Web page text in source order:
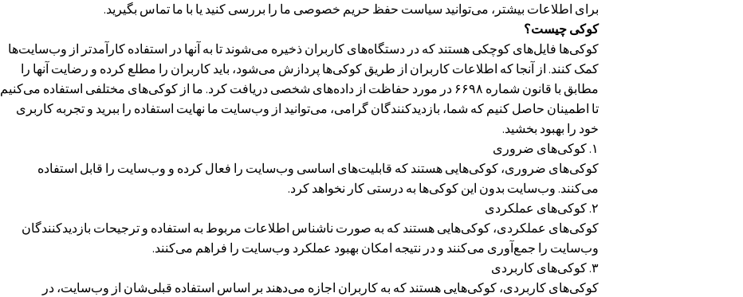
برای اطلاعات بیشتر، می‌توانید سیاست حفظ حریم خصوصی ما را بررسی کنید یا با ما تماس بگیرید.
کوکی چیست؟
کوکی‌ها فایل‌های کوچکی هستند که در دستگاه‌های کاربران ذخیره می‌شوند تا به آنها در استفاده کارآمدتر از وب‌سایت‌ها
کمک کنند. از آنجا که اطلاعات کاربران از طریق کوکی‌ها پردازش می‌شود، باید کاربران را مطلع کرده و رضایت آنها را
مطابق با قانون شماره ۶۶۹۸ در مورد حفاظت از داده‌های شخصی دریافت کرد. ما از کوکی‌های مختلفی استفاده می‌کنیم
تا اطمینان حاصل کنیم که شما، بازدیدکنندگان گرامی، می‌توانید از وب‌سایت ما نهایت استفاده را ببرید و تجربه کاربری
خود را بهبود بخشید.
۱. کوکی‌های ضروری
کوکی‌های ضروری، کوکی‌هایی هستند که قابلیت‌های اساسی وب‌سایت را فعال کرده و وب‌سایت را قابل استفاده
می‌کنند. وب‌سایت بدون این کوکی‌ها به درستی کار نخواهد کرد.
۲. کوکی‌های عملکردی
کوکی‌های عملکردی، کوکی‌هایی هستند که به صورت ناشناس اطلاعات مربوط به استفاده و ترجیحات بازدیدکنندگان
وب‌سایت را جمع‌آوری می‌کنند و در نتیجه امکان بهبود عملکرد وب‌سایت را فراهم می‌کنند.
۳. کوکی‌های کاربردی
کوکی‌های کاربردی، کوکی‌هایی هستند که به کاربران اجازه می‌دهند بر اساس استفاده قبلی‌شان از وب‌سایت، در